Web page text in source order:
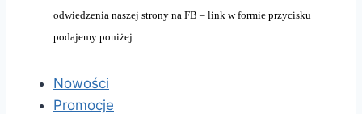
odwiedzenia naszej strony na FB – link w formie przycisku
podajemy poniżej.
Nowości
Promocje